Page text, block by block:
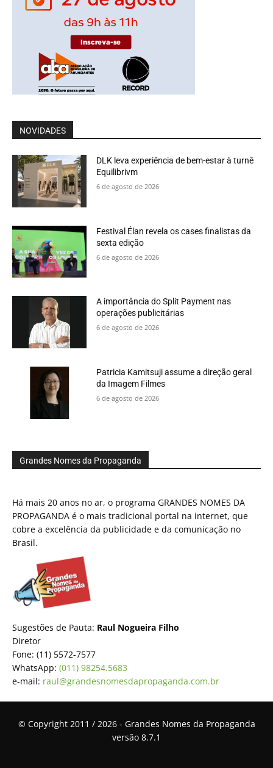
NOVIDADES
DLK leva experiência de bem-estar à turnê
Equilibrivm
6 de agosto de 2026
Festival Élan revela os cases finalistas da
sexta edição
6 de agosto de 2026
A importância do Split Payment nas
operações publicitárias
6 de agosto de 2026
Patricia Kamitsuji assume a direção geral
da Imagem Filmes
6 de agosto de 2026
Grandes Nomes da Propaganda
Há mais 20 anos no ar, o programa GRANDES NOMES DA
PROPAGANDA é o mais tradicional portal na internet, que
cobre a excelência da publicidade e da comunicação no
Brasil.
Sugestões de Pauta: Raul Nogueira Filho
Diretor
Fone: (11) 5572-7577
WhatsApp: (011) 98254.5683
e-mail: raul@grandesnomesdapropaganda.com.br
© Copyright 2011 / 2026 - Grandes Nomes da Propaganda
versão 8.7.1